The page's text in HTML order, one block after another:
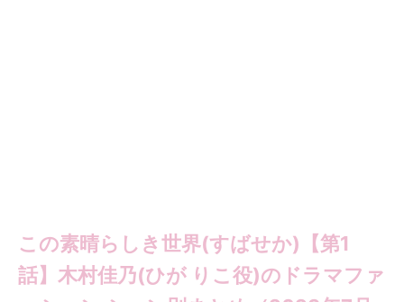
この素晴らしき世界(すばせか)【第1
話】木村佳乃(ひが りこ役)のドラマファ